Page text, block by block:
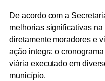
De acordo com a
melhorias significativas
diretamente moradores e
ação integra o
viária executado em
município.